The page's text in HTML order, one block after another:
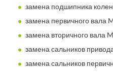
замена подшипника
замена первичного вала
замена вторичного вала
замена сальников
замена сальников